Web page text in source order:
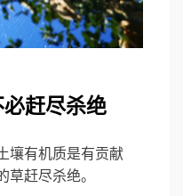
赶尽杀绝
壤有机质是有贡献
赶尽杀绝。